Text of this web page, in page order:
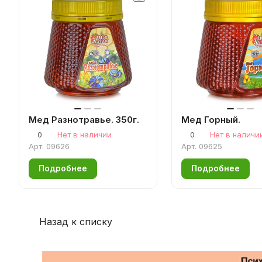
Мед Разнотравье. 350г.
0
Нет в наличии
Арт. 09626
Подробнее
Мед Горный.
0
Нет в
Арт. 09625
Подробнее
Назад к списку